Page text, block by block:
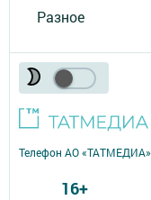
Разное
Телефон АО
16+